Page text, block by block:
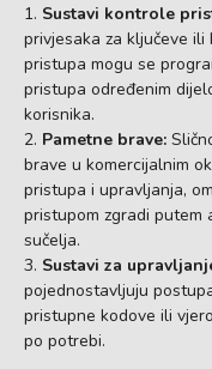
Sustavi kontrole
privjesaka za ključeve
pristupa mogu se
pristupa određenim
korisnika.
Pametne brave:
brave u komercijalnim
pristupa i upravljanja,
pristupom zgradi
sučelja.
Sustavi za
pojednostavljuju
pristupne kodove ili
po potrebi.